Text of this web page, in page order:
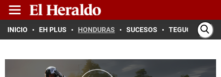
INICIO EH PLUS HONDURAS SUCESOS TEGUCIGALPA